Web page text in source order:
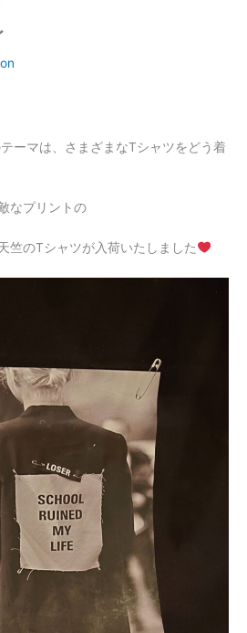
ーマは、さまざまなTシャツをどう着
なプリントの
竺のTシャツが入荷いたしました